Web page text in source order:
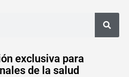
exclusiva para
de la salud